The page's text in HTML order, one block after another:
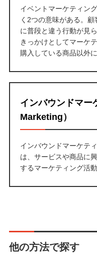
イベントマーケティン
く2つの意味がある。
に普段と違う行動が見
きっかけとしてマーケ
購入している商品以外
インバウンドマー
Marketing）
インバウンドマーケテ
は、サービスや商品に
するマーケティング活動
他の方法で探す